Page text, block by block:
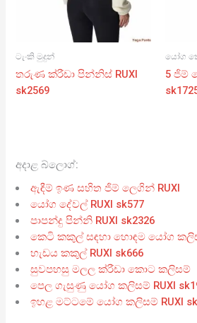
ටැංකි මුදුන්
තරුණ ක්රීඩා පින්නිස් RUXI
sk2569
යෝග
5 ජිම්
අදාළ බ්ලොග්:
ඇඳීම් ඉණ සහිත ජිම් ලෙගින් RUXI
යෝග දේවල් RUXI sk577
පාපන්දු පින්නි RUXI sk2326
කෙටි කකුල් සඳහා හොඳම යෝග
හැඩය කකුල් RUXI sk666
සුවපහසු මලල ක්රීඩා කොට කලිසම්
පෙල ගැසුණු යෝග කලිසම් RUXI
ඉහළ මට්ටමේ යෝග කලිසම් RUXI